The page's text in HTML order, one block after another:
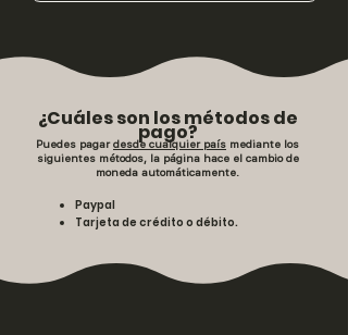
¿Cuáles son los métodos de
pago?
Puedes pagardesde cualquier país mediante los
siguientes métodos, la página hace el cambio de
moneda automáticamente.
Paypal
Tarjeta de crédito o débito.